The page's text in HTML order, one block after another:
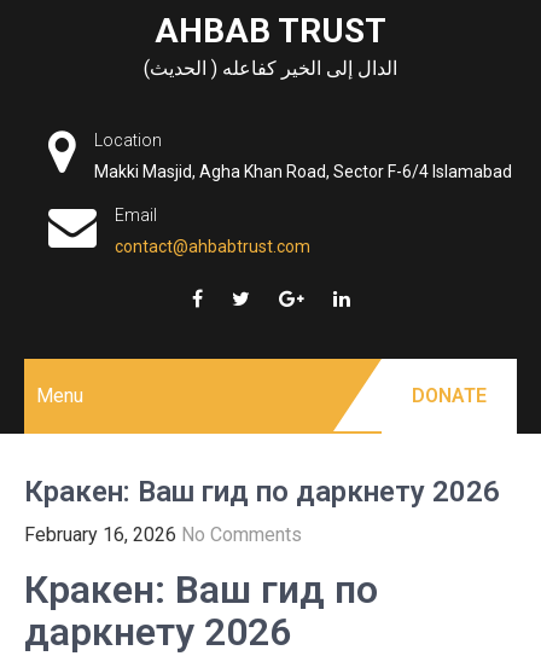
AHBAB TRUST
الدال إلى الخير كفاعله ( الحديث)
Location
Makki Masjid, Agha Khan Road, Sector F-6/4 Islamabad
Email
contact@ahbabtrust.com
Menu DONATE
Кракен: Ваш гид по даркнету 2026
February 16, 2026 No Comments
Кракен: Ваш гид по
даркнету 2026